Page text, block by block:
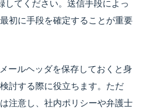
してください。送信手段によっ
初に手段を確定することが重要
ールヘッダを保存しておくと身
討する際に役立ちます。ただ
注意し、社内ポリシーや弁護士